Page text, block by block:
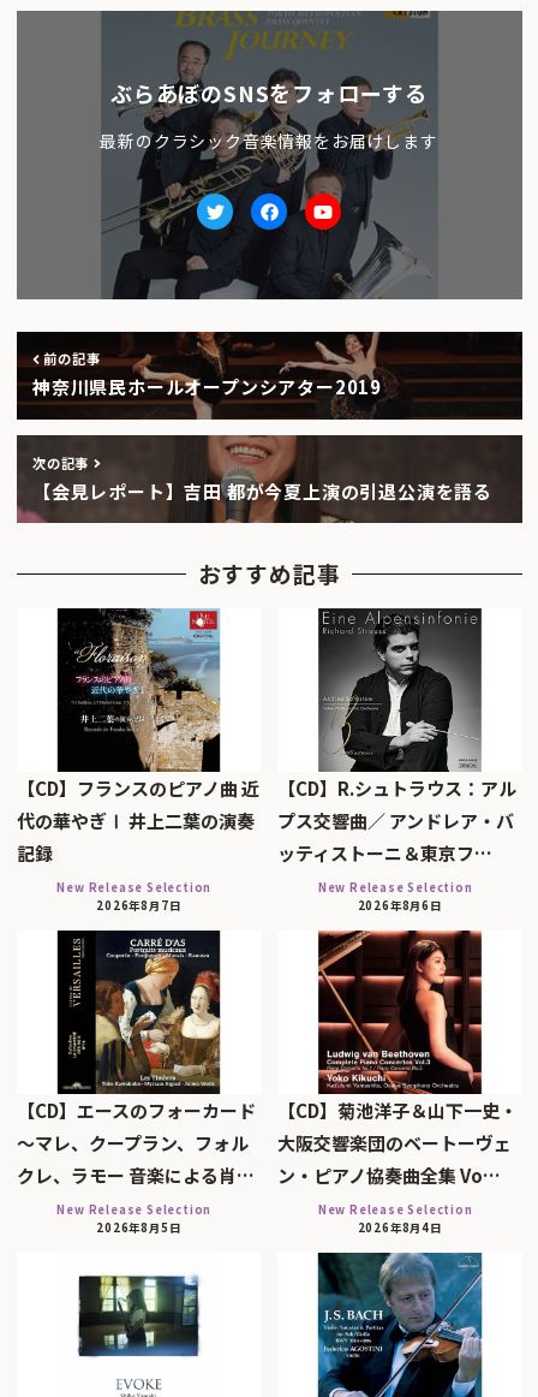
ぶらあぼのSNSをフォローする
最新のクラシック音楽情報をお届けします
TwitterfacebookYoutube
前の記事
神奈川県民ホールオープンシアター2019
次の記事
【会見レポート】吉田 都が今夏上演の引退公演を語る
おすすめ記事
【CD】フランスのピアノ曲 近
代の華やぎⅠ 井上二葉の演奏
記録
New Release Selection
2026年8月7日
【CD】R.シュトラウス：アル
プス交響曲／ アンドレア・バ
ッティストーニ＆東京フ…
New Release Selection
2026年8月6日
【CD】エースのフォーカード
～マレ、クープラン、フォル
クレ、ラモー 音楽による肖…
New Release Selection
2026年8月5日
【CD】菊池洋子＆山下一史・
大阪交響楽団のベートーヴェ
ン・ピアノ協奏曲全集 Vo…
New Release Selection
2026年8月4日